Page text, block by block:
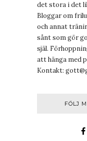
det stora i det
Bloggar om
och annat
sånt som gör
själ.
att hänga med
Kontakt:
FÖLJ